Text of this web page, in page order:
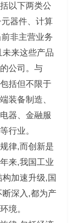
以下两类公
器件、计算
非主营业务
来这些产品
公司。与
括但不限于
装备制造、
器、金融服
行业。
律,而创新是
来,我国工业
加速升级,国
深入,都为产
境。